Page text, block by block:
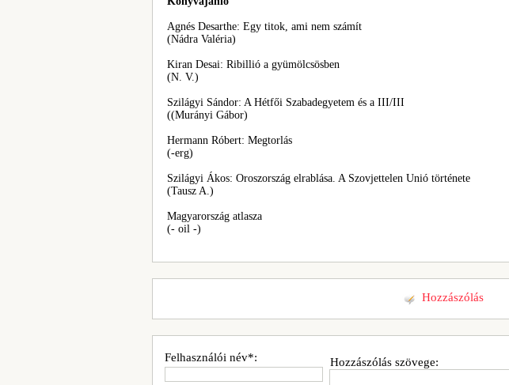
Agnés Desarthe: Egy titok, ami nem számít
(Nádra Valéria)
Kiran Desai: Ribillió a gyümölcsösben
(N. V.)
Szilágyi Sándor: A Hétfői Szabadegyetem és a III/III
((Murányi Gábor)
Hermann Róbert: Megtorlás
(-erg)
Szilágyi Ákos: Oroszország elrablása. A Szovjettelen Unió története
(Tausz A.)
Magyarország atlasza
(- oil -)
Hozzászólás
Hozzászólás szövege:
Felhasználói név*: